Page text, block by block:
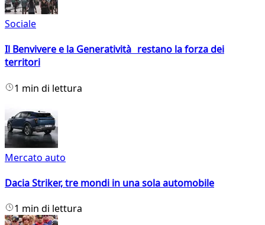
Sociale
Il Benvivere e la Generatività restano la forza dei
territori
1 min di lettura
Mercato auto
Dacia Striker, tre mondi in una sola automobile
1 min di lettura